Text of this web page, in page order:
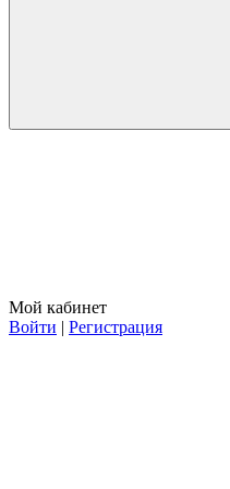
Мой кабинет
Войти | Регистрация